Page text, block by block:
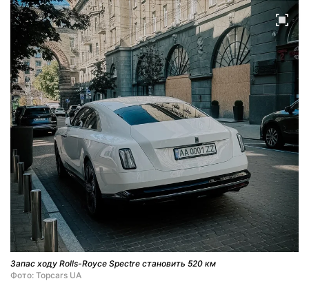
Запас ходу Rolls-Royce Spectre становить 520 км
Фото: Topcars UA